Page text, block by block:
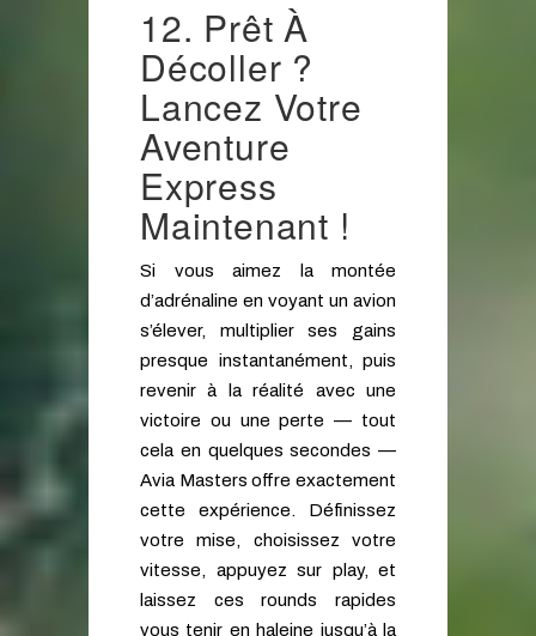
12. Prêt À
Décoller ?
Lancez Votre
Aventure
Express
Maintenant !
Si vous aimez la montée
d’adrénaline en voyant un avion
s’élever, multiplier ses gains
presque instantanément, puis
revenir à la réalité avec une
victoire ou une perte — tout
cela en quelques secondes —
Avia Masters offre exactement
cette expérience. Définissez
votre mise, choisissez votre
vitesse, appuyez sur play, et
laissez ces rounds rapides
vous tenir en haleine jusqu’à la